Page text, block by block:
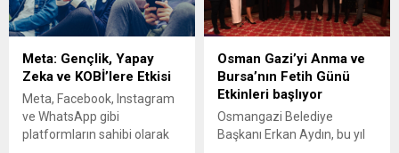
toplu sözleşmenin hukuka
uygun olmadığını belirterek,
“2024, 2025 ve 2026 yıllarını
kapsayan toplamda 300
zimmet var. Hukuk dışı...
TBMM çatısı altında kurulan
Milli Dayanışma, Kardeşlik ve
Demokrasi Komisyonu ortak
raporunu tamamladı ve
yasal düzenlemeler için
Meclis gündemine...
Meta: Gençlik, Yapay
Zeka ve KOBİ’lere Etkisi
Meta, Facebook, Instagram
ve WhatsApp gibi
platformların sahibi olarak
Osman Gazi’yi Anma ve
Bursa’nın Fetih Günü
Etkinleri başlıyor
Osmangazi Belediye
Başkanı Erkan Aydın, bu yıl